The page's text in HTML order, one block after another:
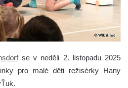
se v neděli 2. listopadu 2025
pro malé děti režisérky Hany